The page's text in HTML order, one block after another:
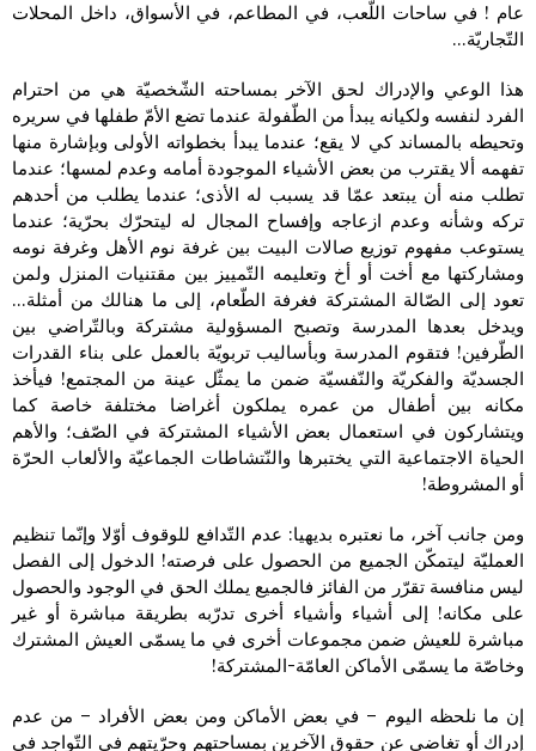
عام ! في ساحات اللّعب، في المطاعم، في الأسواق، داخل المحلات
التّجاريّة…
هذا الوعي والإدراك لحق الآخر بمساحته الشّخصيّة هي من احترام
الفرد لنفسه ولكيانه يبدأ من الطّفولة عندما تضع الأمّ طفلها في سريره
وتحيطه بالمساند كي لا يقع؛ عندما يبدأ بخطواته الأولى وبإشارة منها
تفهمه ألا يقترب من بعض الأشياء الموجودة أمامه وعدم لمسها؛ عندما
تطلب منه أن يبتعد عمّا قد يسبب له الأذى؛ عندما يطلب من أحدهم
تركه وشأنه وعدم ازعاجه وإفساح المجال له ليتحرّك بحرّية؛ عندما
يستوعب مفهوم توزيع صالات البيت بين غرفة نوم الأهل وغرفة نومه
ومشاركتها مع أخت أو أخ وتعليمه التّمييز بين مقتنيات المنزل ولمن
تعود إلى الصّالة المشتركة فغرفة الطّعام، إلى ما هنالك من أمثلة…
ويدخل بعدها المدرسة وتصبح المسؤولية مشتركة وبالتّراضي بين
الطّرفين! فتقوم المدرسة وبأساليب تربويّة بالعمل على بناء القدرات
الجسديّة والفكريّة والنّفسيّة ضمن ما يمثّل عينة من المجتمع! فيأخذ
مكانه بين أطفال من عمره يملكون أغراضا مختلفة خاصة كما
ويتشاركون في استعمال بعض الأشياء المشتركة في الصّف؛ والأهم
الحياة الاجتماعية التي يختبرها والنّتشاطات الجماعيّة والألعاب الحرّة
أو المشروطة!
ومن جانب آخر، ما نعتبره بديهيا: عدم التّدافع للوقوف أوّلا وإنّما تنظيم
العمليّة ليتمكّن الجميع من الحصول على فرصته! الدخول إلى الفصل
ليس منافسة تقرّر من الفائز فالجميع يملك الحق في الوجود والحصول
على مكانه! إلى أشياء وأشياء أخرى تدرّبه بطريقة مباشرة أو غير
مباشرة للعيش ضمن مجموعات أخرى في ما يسمّى العيش المشترك
وخاصّة ما يسمّى الأماكن العامّة-المشتركة!
إن ما نلحظه اليوم – في بعض الأماكن ومن بعض الأفراد – من عدم
إدراك أو تغاضي عن حقوق الآخرين بمساحتهم وحرّيتهم في التّواجد في